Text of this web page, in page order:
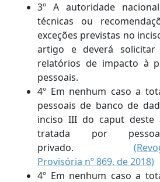
3º A autoridade
técnicas ou
exceções previstas no
artigo e deverá solicitar
relatórios de impacto à
pessoais.
4º Em nenhum caso a
pessoais de banco de
inciso III do caput deste
tratada por
privado.
Provisória nº 869, de 2018)
4º Em nenhum caso a